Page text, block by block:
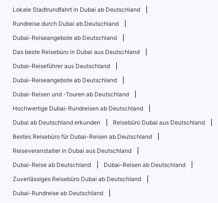
Lokale Stadtrundfahrt in Dubai ab Deutschland
Rundreise durch Dubai ab Deutschland
Dubai-Reiseangebote ab Deutschland
Das beste Reisebüro in Dubai aus Deutschland
Dubai-Reiseführer aus Deutschland
Dubai-Reiseangebote ab Deutschland
Dubai-Reisen und -Touren ab Deutschland
Hochwertige Dubai-Rundreisen ab Deutschland
Dubai ab Deutschland erkunden
Reisebüro Dubai aus Deutschland
Bestes Reisebüro für Dubai-Reisen ab Deutschland
Reiseveranstalter in Dubai aus Deutschland
Dubai-Reise ab Deutschland
Dubai-Reisen ab Deutschland
Zuverlässiges Reisebüro Dubai ab Deutschland
Dubai-Rundreise ab Deutschland